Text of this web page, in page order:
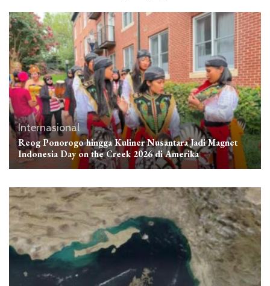
Internasional
Reog Ponorogo hingga Kuliner Nusantara Jadi Magnet
Indonesia Day on the Creek 2026 di Amerika